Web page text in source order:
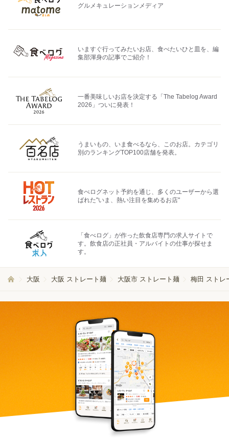
グルメキュレーションメディア
いますぐ行ってみたいお店、食べたいひと皿を、編
集部渾身の記事でご紹介！
一番美味しいお店を決定する「The Tabelog Award
2026」ついに発表！
うまいもの、いま食べるなら、このお店。カテゴリ
別のランキングTOP100店舗を発表。
食べログネット予約を通じ、多くのユーザーから選
ばれた"いま、熱い注目を集めるお店"
「食べログ」が作った飲食店専門の求人サイトで
す。飲食店の正社員・アルバイトの仕事が探せま
す。
大阪 大阪 ストレート麺 大阪市 ストレート麺 梅田 ストレ